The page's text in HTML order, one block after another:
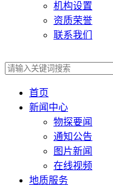
机构设置
资质荣誉
联系我们
首页
新闻中心
物探要闻
通知公告
图片新闻
在线视频
地质服务